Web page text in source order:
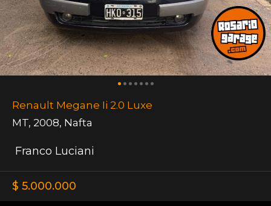
Renault Megane Ii 2.0 Luxe
MT, 2008, Nafta
Franco Luciani
$ 5.000.000